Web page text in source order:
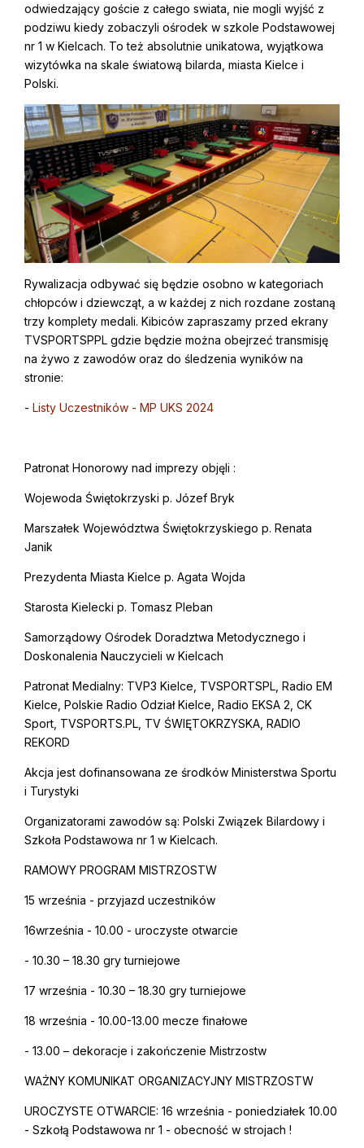
odwiedzający goście z całego swiata, nie mogli wyjść z
podziwu kiedy zobaczyli ośrodek w szkole Podstawowej
nr 1 w Kielcach. To też absolutnie unikatowa, wyjątkowa
wizytówka na skale światową bilarda, miasta Kielce i
Polski.
Rywalizacja odbywać się będzie osobno w kategoriach
chłopców i dziewcząt, a w każdej z nich rozdane zostaną
trzy komplety medali. Kibiców zapraszamy przed ekrany
TVSPORTSPPL gdzie będzie można obejrzeć transmisję
na żywo z zawodów oraz do śledzenia wyników na
stronie:
- Listy Uczestników - MP UKS 2024
Patronat Honorowy nad imprezy objęli :
Wojewoda Świętokrzyski p. Józef Bryk
Marszałek Województwa Świętokrzyskiego p. Renata
Janik
Prezydenta Miasta Kielce p. Agata Wojda
Starosta Kielecki p. Tomasz Pleban
Samorządowy Ośrodek Doradztwa Metodycznego i
Doskonalenia Nauczycieli w Kielcach
Patronat Medialny: TVP3 Kielce, TVSPORTSPL, Radio EM
Kielce, Polskie Radio Odział Kielce, Radio EKSA 2, CK
Sport, TVSPORTS.PL, TV ŚWIĘTOKRZYSKA, RADIO
REKORD
Akcja jest dofinansowana ze środków Ministerstwa Sportu
i Turystyki
Organizatorami zawodów są: Polski Związek Bilardowy i
Szkoła Podstawowa nr 1 w Kielcach.
RAMOWY PROGRAM MISTRZOSTW
15 września - przyjazd uczestników
16września - 10.00 - uroczyste otwarcie
- 10.30 – 18.30 gry turniejowe
17 września - 10.30 – 18.30 gry turniejowe
18 września - 10.00-13.00 mecze finałowe
- 13.00 – dekoracje i zakończenie Mistrzostw
WAŻNY KOMUNIKAT ORGANIZACYJNY MISTRZOSTW
UROCZYSTE OTWARCIE: 16 września - poniedziałek 10.00
- Szkołą Podstawowa nr 1 - obecność w strojach !